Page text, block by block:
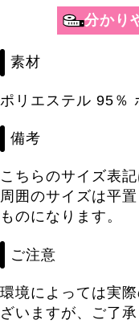
分かり
素材
ポリエステル 95％
備考
こちらのサイズ表
周囲のサイズは平
ものになります。
ご注意
環境によっては実
ざいますが、ご了承